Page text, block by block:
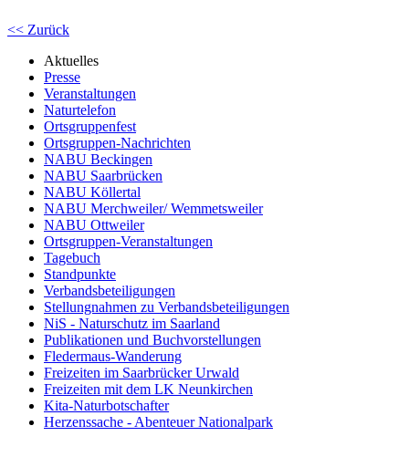
<< Zurück
Aktuelles
Presse
Veranstaltungen
Naturtelefon
Ortsgruppenfest
Ortsgruppen-Nachrichten
NABU Beckingen
NABU Saarbrücken
NABU Köllertal
NABU Merchweiler/ Wemmetsweiler
NABU Ottweiler
Ortsgruppen-Veranstaltungen
Tagebuch
Standpunkte
Verbandsbeteiligungen
Stellungnahmen zu Verbandsbeteiligungen
NiS - Naturschutz im Saarland
Publikationen und Buchvorstellungen
Fledermaus-Wanderung
Freizeiten im Saarbrücker Urwald
Freizeiten mit dem LK Neunkirchen
Kita-Naturbotschafter
Herzenssache - Abenteuer Nationalpark